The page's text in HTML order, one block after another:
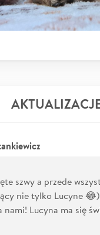
szwy a przede
nie tylko Lucyne
nami! Lucyna ma się